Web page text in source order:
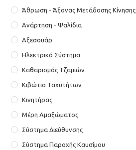
Άθρωση - Άξονας Μετάδοσης Κίνησης
Ανάρτηση - Ψαλίδια
Αξεσουάρ
Ηλεκτρικό Σύστημα
Καθαρισμός Τζαμιών
Κιβώτιο Ταχυτήτων
Κινητήρας
Μέρη Αμαξώματος
Σύστημα Διεύθυνσης
Σύστημα Παροχής Καυσίμου